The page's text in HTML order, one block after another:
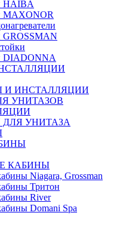
HAIBA
MAXONOR
GROSSMAN
DIADONNA
И ИНСТАЛЛЯЦИИ
УНИТАЗОВ
ДЛЯ УНИТАЗА
КАБИНЫ
Niagara, Grossman
Тритон
River
Domani Spa